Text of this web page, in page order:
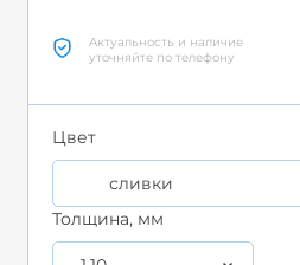
Актуальность и наличие
уточняйте по телефону
Цвет
сливки
Толщина, мм